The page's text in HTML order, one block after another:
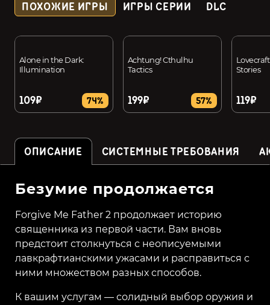
ПОХОЖИЕ ИГРЫ ИГРЫ СЕРИИ DLC
Alone in the Dark:
Illumination
109₽ 74%
Achtung! Cthulhu
Tactics
199₽ 57%
Stories
119₽
ОПИСАНИЕ СИСТЕМНЫЕ ТРЕБОВАНИЯ
Безумие продолжается
Forgive Me Father 2 продолжает историю
священника из первой части. Вам вновь
предстоит столкнуться с неописуемыми
лавкрафтианскими ужасами и расправиться с
ними множеством разных способов.
К вашим услугам — солидный выбор оружия и